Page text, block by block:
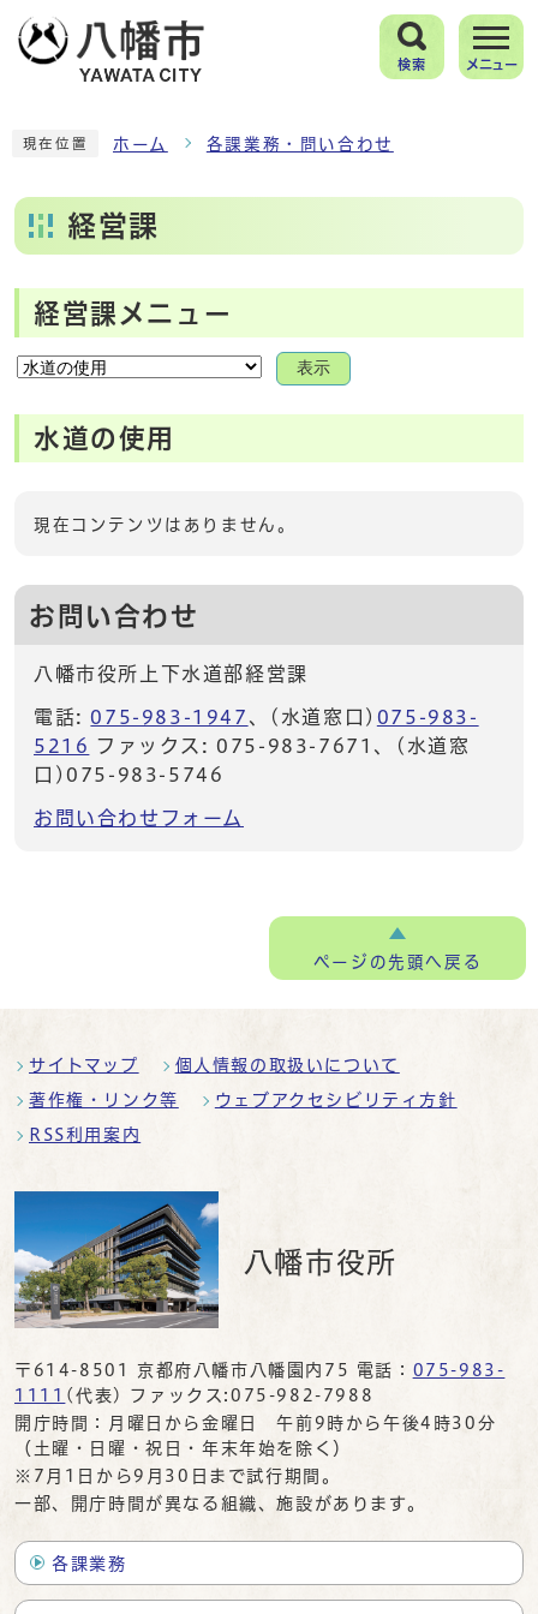
検索 メニュー
現在位置 ホーム 各課業務・問い合わせ
経営課
経営課メニュー
表示
水道の使用
現在コンテンツはありません。
お問い合わせ
八幡市役所上下水道部経営課
電話: 075-983-1947 、(水道窓口) 075-983-
5216 ファックス: 075-983-7671、(水道窓
口)075-983-5746
お問い合わせフォーム
ページの先頭へ戻る
サイトマップ 個人情報の取扱いについて
著作権・リンク等 ウェブアクセシビリティ方針
RSS利用案内
八幡市役所
〒614-8501 京都府八幡市八幡園内75 電話： 075-983-
1111 (代表) ファックス:075-982-7988
開庁時間：月曜日から金曜日 午前9時から午後4時30分
（土曜・日曜・祝日・年末年始を除く）
※7月1日から9月30日まで試行期間。
一部、開庁時間が異なる組織、施設があります。
各課業務